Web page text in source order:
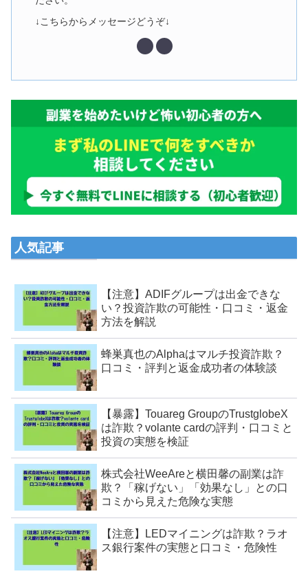
↓こちらからメッセージどうぞ↓
人気記事
【注意】ADIFグループは出金できな
い？投資詐欺の可能性・口コミ・返金
方法を解説
蜂巣真也のAlphaはマルチ投資詐欺？
口コミ・評判と返金成功者の体験談
【暴露】Touareg GroupのTrustglobeX
は詐欺？volante cardの評判・口コミと
投資の実態を検証
株式会社WeeAreと横田馨の副業は詐
欺？「稼げない」「効果なし」との口
コミから見えた危険な実態
【注意】LEDマイニングは詐欺？ラオ
ス銀行案件の実態と口コミ・危険性